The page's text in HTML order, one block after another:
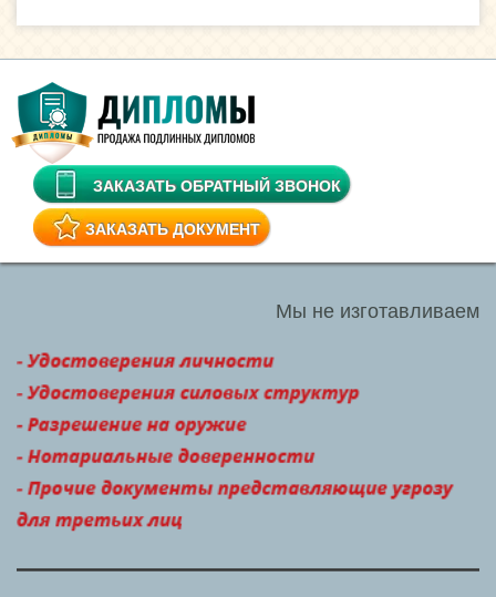
ЗАКАЗАТЬ ОБРАТНЫЙ ЗВОНОК
ЗАКАЗАТЬ ДОКУМЕНТ
Мы не изготавливаем